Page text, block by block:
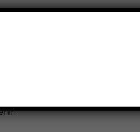
expérience d’achat. En
en fonction des achats
accéder à l’historique
des promotions ciblées.